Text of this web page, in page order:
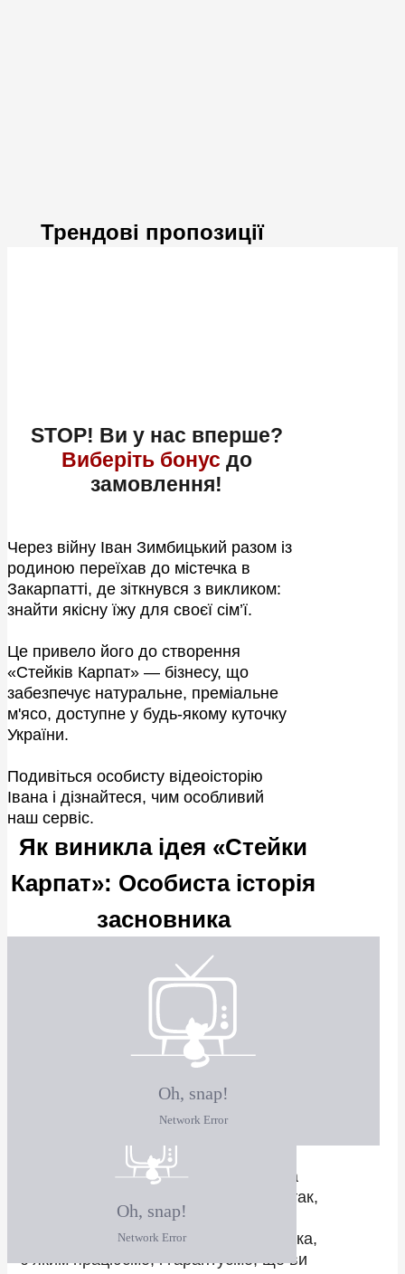
Через війну Іван Зимбицький разом із
родиною переїхав до містечка в
Закарпатті, де зіткнувся з викликом:
знайти якісну їжу для своєї сім’ї.
Це привело його до створення
«Стейків Карпат» — бізнесу, що
забезпечує натуральне, преміальне
м'ясо, доступне у будь-якому куточку
України.
Подивіться особисту відеоісторію
Івана і дізнайтеся, чим особливий
наш сервіс.
Як виникла ідея «Стейки
Карпат»: Особиста історія
засновника
М'ясо вирощене
правильно★
М’ясо від відібраних виробників за
конкурентними цінами для будь-якого
бюджету.
Насолоджуйтесь смачним м’ясом,
вирощеним за найвищими стандартами
без використання непотрібних
Ми віримо, що тварини повинні
розвиватися власним темпом — на
100% без штучних гормонів росту — так,
як задумала природа.
Ми особисто знаємо кожного виробника,
з яким працюємо, і гарантуємо, що ви
Трендові пропозиції
STOP! Ви у нас вперше?
Виберіть бонус до
замовлення!